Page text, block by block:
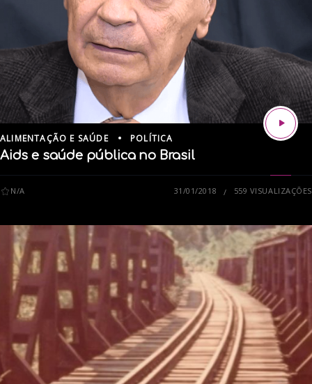
ALIMENTAÇÃO E SAÚDE POLÍTICA
Aids e saúde pública no Brasil
N/A 31/01/2018 559 VISUALIZAÇÕES